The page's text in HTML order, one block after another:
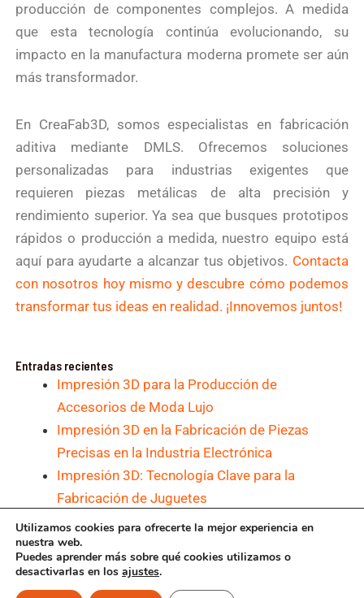
producción de componentes complejos. A medida
que esta tecnología continúa evolucionando, su
impacto en la manufactura moderna promete ser aún
más transformador.
En CreaFab3D, somos especialistas en fabricación
aditiva mediante DMLS. Ofrecemos soluciones
personalizadas para industrias exigentes que
requieren piezas metálicas de alta precisión y
rendimiento superior. Ya sea que busques prototipos
rápidos o producción a medida, nuestro equipo está
aquí para ayudarte a alcanzar tus objetivos. Contacta
con nosotros hoy mismo y descubre cómo podemos
transformar tus ideas en realidad. ¡Innovemos juntos!
Entradas recientes
Impresión 3D para la Producción de
Accesorios de Moda Lujo
Impresión 3D en la Fabricación de Piezas
Precisas en la Industria Electrónica
Impresión 3D: Tecnología Clave para la
Fabricación de Juguetes
Impresión 3D y Personalización en la
Fabricación de Calzado
Impresión 3D con SLS y DMLS para la
Fabricación de Herramientas Personalizadas
Utilizamos cookies para ofrecerte la mejor experiencia en
nuestra web.
Puedes aprender más sobre qué cookies utilizamos o
desactivarlas en los ajustes.